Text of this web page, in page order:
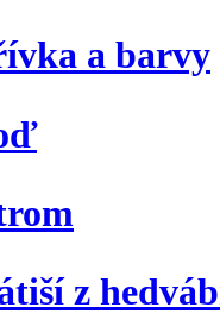
a barvy
z